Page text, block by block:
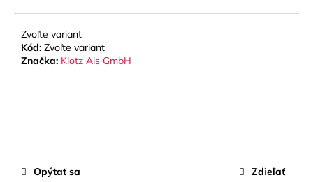
Zvoľte variant
Kód: Zvoľte variant
Značka: Klotz Ais GmbH
Opýtať sa Zdieľať
p
o
ú
FREQ